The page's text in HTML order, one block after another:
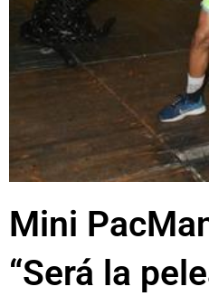
Mini
“Será la